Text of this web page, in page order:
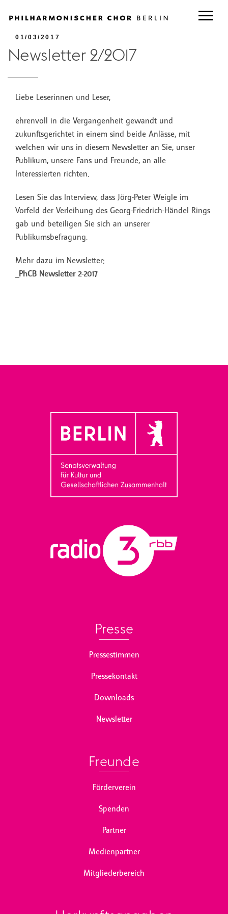
01/03/2017
Newsletter 2/2017
Liebe Leserinnen und Leser,
ehrenvoll in die Vergangenheit gewandt und
zukunftsgerichtet in einem sind beide Anlässe, mit
welchen wir uns in diesem Newsletter an Sie, unser
Publikum, unsere Fans und Freunde, an alle
Interessierten richten.
Lesen Sie das Interview, dass Jörg-Peter Weigle im
Vorfeld der Verleihung des Georg-Friedrich-Händel Rings
gab und beteiligen Sie sich an unserer
Publikumsbefragung.
Mehr dazu im Newsletter:
_PhCB Newsletter 2-2017
Presse
Pressestimmen
Pressekontakt
Downloads
Newsletter
Freunde
Förderverein
Spenden
Partner
Medienpartner
Mitgliederbereich